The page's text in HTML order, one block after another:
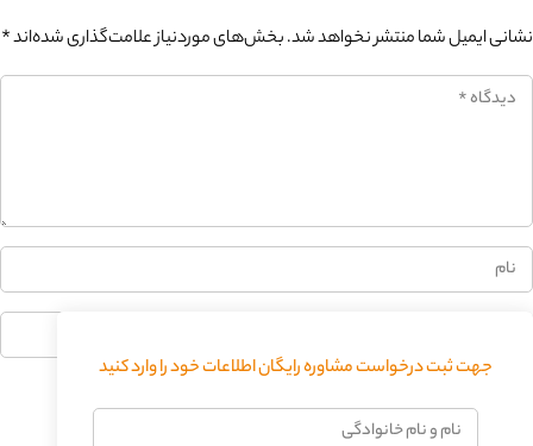
نشانی ایمیل شما منتشر نخواهد شد.بخش‌های موردنیاز علامت‌گذاری شده‌اند*
جهت ثبت درخواست مشاوره رایگان اطلاعات خود را وارد کنید
نام